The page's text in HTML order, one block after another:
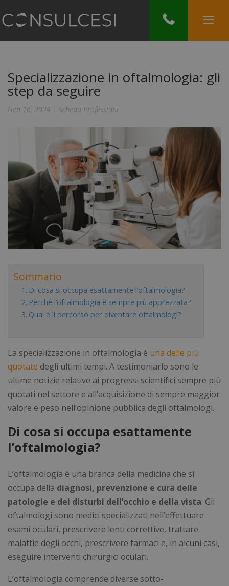
Specializzazione in oftalmologia: gli
step da seguire
Gen 16, 2024 Scheda Professioni
Sommario
Di cosa si occupa esattamente l’oftalmologia?
Perché l’oftalmologia è sempre più apprezzata?
Qual è il percorso per diventare oftalmologi?
La specializzazione in oftalmologia è una delle più
quotate degli ultimi tempi. A testimoniarlo sono le
ultime notizie relative ai progressi scientifici sempre più
quotati nel settore e all’acquisizione di sempre maggior
valore e peso nell’opinione pubblica degli oftalmologi.
Di cosa si occupa esattamente
l’oftalmologia?
L’oftalmologia è una branca della medicina che si
occupa della diagnosi, prevenzione e cura delle
patologie e dei disturbi dell’occhio e della vista. Gli
oftalmologi sono medici specializzati nell’effettuare
esami oculari, prescrivere lenti correttive, trattare
malattie degli occhi, prescrivere farmaci e, in alcuni casi,
eseguire interventi chirurgici oculari.
L’oftalmologia comprende diverse sotto-